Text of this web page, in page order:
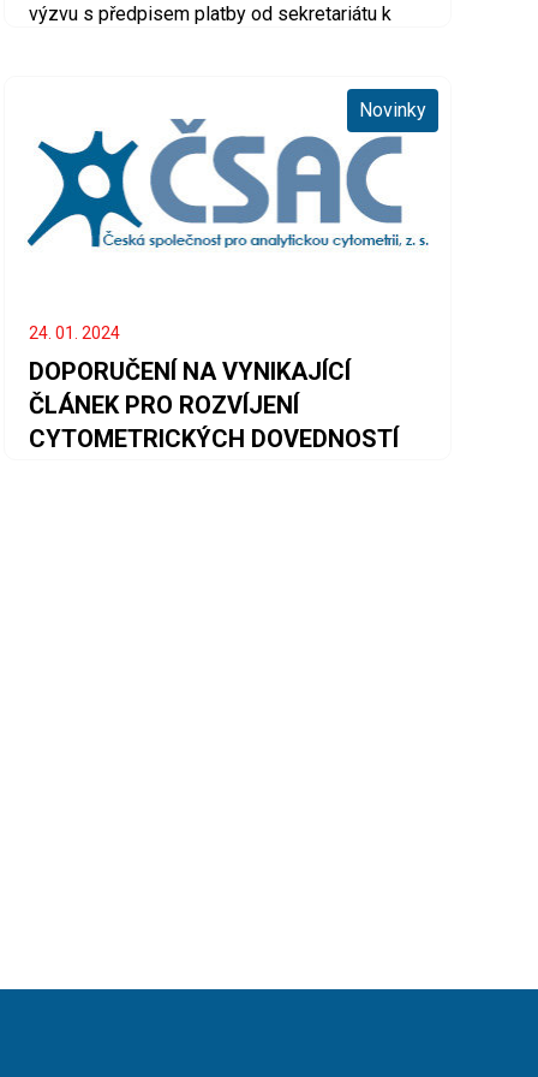
výzvu s předpisem platby od sekretariátu k
Novinky
24. 01. 2024
DOPORUČENÍ NA VYNIKAJÍCÍ
ČLÁNEK PRO ROZVÍJENÍ
CYTOMETRICKÝCH DOVEDNOSTÍ